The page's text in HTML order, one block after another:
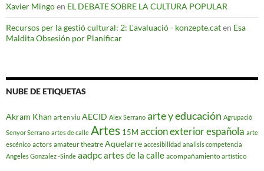
Xavier Mingoen EL DEBATE SOBRE LA CULTURA POPULAR
Recursos per la gestió cultural: 2: L'avaluació - konzepte.caten Esa
Maldita Obsesión por Planificar
NUBE DE ETIQUETAS
Akram Khan art en viu AECID Alex Serrano arte y educación Agrupació
Senyor Serrano artes de calle Artes 15M accion exterior española arte
escénico actors amateur theatre Aquelarre accesibilidad analisis competencia
Angeles Gonzalez -Sinde aadpcartes de la calle acompañamiento artístico